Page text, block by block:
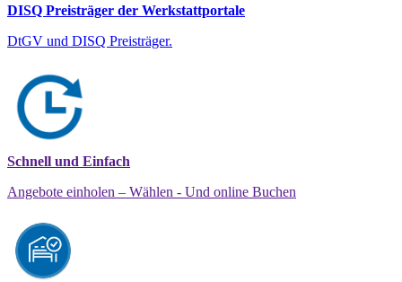
DISQ Preisträger der Werkstattportale
DtGV und DISQ Preisträger.
Schnell und Einfach
Angebote einholen – Wählen - Und online Buchen